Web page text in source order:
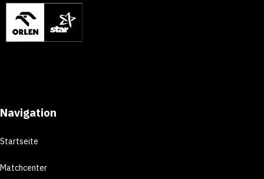
Navigation
Startseite
Matchcenter